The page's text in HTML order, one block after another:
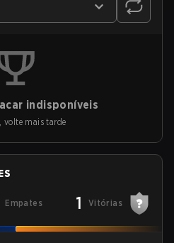
indisponíveis
volte mais tarde
Empates 1 Vitórias